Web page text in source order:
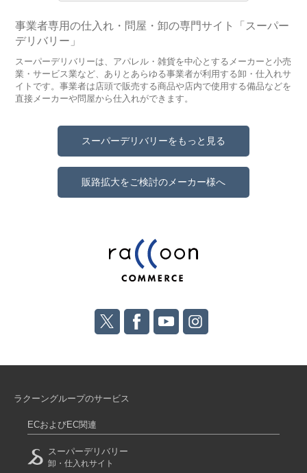
事業者専用の仕入れ・問屋・卸の専門サイト「スーパー
デリバリー」
スーパーデリバリーは、アパレル・雑貨を中心とするメーカーと小売
業・サービス業など、ありとあらゆる事業者が利用する卸・仕入れサ
イトです。事業者は店頭で販売する商品や店内で使用する備品などを
直接メーカーや問屋から仕入れができます。
スーパーデリバリーをもっと見る
販路拡大をご検討のメーカー様へ
ラクーングループのサービス
ECおよびEC関連
スーパーデリバリー
卸・仕入れサイト